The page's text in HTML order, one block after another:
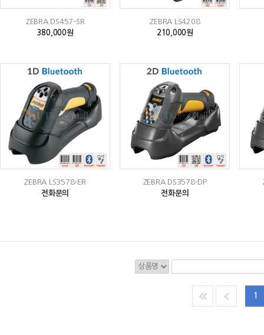
ZEBRA DS457-SR
380,000원
ZEBRA LS4208
210,000원
ZEBRA LS3578-ER
전화문의
ZEBRA DS3578-DP
전화문의
1